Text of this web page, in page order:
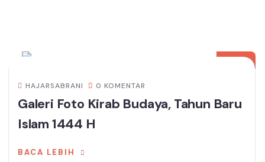
HAJARSABRANI 0 KOMENTAR
Galeri Foto Kirab Budaya, Tahun Baru
Islam 1444 H
BACA LEBIH